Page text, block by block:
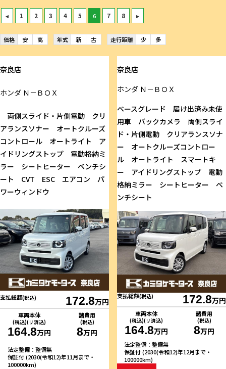
◂ 1 2 3 4 5 6 7 8 ▸
価格 安 高 年式 新 古 走行距離 少 多
奈良店
ホンダ Ｎ－ＢＯＸ
両側スライド・片側電動 クリ
アランスソナー オートクルーズ
コントロール オートライト ア
イドリングストップ 電動格納ミ
ラー シートヒーター ベンチシ
ート CVT ESC エアコン パ
ワーウィンドウ
支払総額(税込) 172.8万円
車両本体
(税込)(リ済込)
164.8万円
諸費用
(税込)
8万円
法定整備：整備無
保証付 (2030(令和12)年11月まで・
100000km)
奈良店
ホンダＮ－ＢＯＸ
ベースグレード 届け出済み未使
用車 バックカメラ 両側スライ
ド・片側電動 クリアランスソナ
ー オートクルーズコントロー
ル オートライト スマートキ
ー アイドリングストップ 電動
格納ミラー シートヒーター ベ
ンチシート
支払総額(税込) 172.8万円
車両本体
(税込)(リ済込)
164.8万円
諸費用
(税込)
8万円
法定整備：整備無
保証付 (2030(令和12)年12月まで・
100000km)